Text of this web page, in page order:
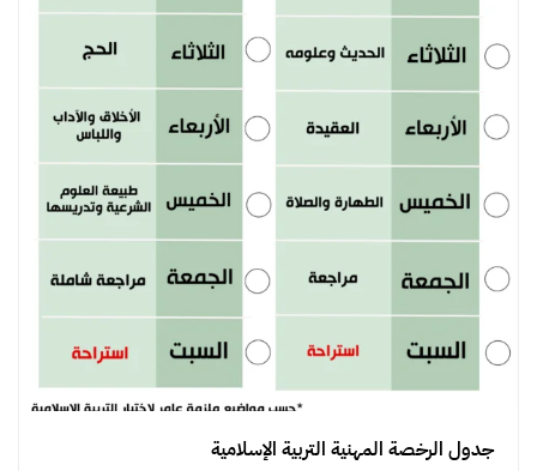
جدول الرخصة المهنية التربية الإسلامية